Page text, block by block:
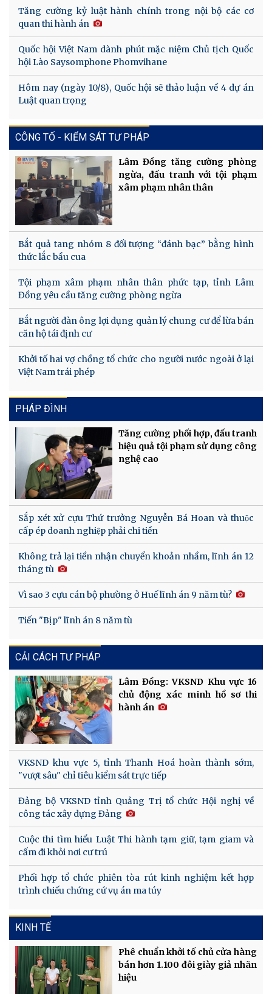
Tăng cường kỷ luật hành chính trong nội bộ các cơ
quan thi hành án
Quốc hội Việt Nam dành phút mặc niệm Chủ tịch Quốc
hội Lào Saysomphone Phomvihane
Hôm nay (ngày 10/8), Quốc hội sẽ thảo luận về 4 dự án
Luật quan trọng
CÔNG TỐ - KIỂM SÁT TƯ PHÁP
Lâm Đồng tăng cường phòng
ngừa, đấu tranh với tội phạm
xâm phạm nhân thân
Bắt quả tang nhóm 8 đối tượng “đánh bạc” bằng hình
thức lắc bầu cua
Tội phạm xâm phạm nhân thân phức tạp, tỉnh Lâm
Đồng yêu cầu tăng cường phòng ngừa
Bắt người đàn ông lợi dụng quản lý chung cư để lừa bán
căn hộ tái định cư
Khởi tố hai vợ chồng tổ chức cho người nước ngoài ở lại
Việt Nam trái phép
PHÁP ĐÌNH
Tăng cường phối hợp, đấu tranh
hiệu quả tội phạm sử dụng công
nghệ cao
Sắp xét xử cựu Thứ trưởng Nguyễn Bá Hoan và thuộc
cấp ép doanh nghiệp phải chi tiền
Không trả lại tiền nhận chuyển khoản nhầm, lĩnh án 12
tháng tù
Vì sao 3 cựu cán bộ phường ở Huế lĩnh án 9 năm tù?
Tiến "Bịp" lĩnh án 8 năm tù
CẢI CÁCH TƯ PHÁP
Lâm Đồng: VKSND Khu vực 16
chủ động xác minh hồ sơ thi
hành án
VKSND khu vực 5, tỉnh Thanh Hoá hoàn thành sớm,
"vượt sâu" chỉ tiêu kiểm sát trực tiếp
Đảng bộ VKSND tỉnh Quảng Trị tổ chức Hội nghị về
công tác xây dựng Đảng
Cuộc thi tìm hiểu Luật Thi hành tạm giữ, tạm giam và
cấm đi khỏi nơi cư trú
Phối hợp tổ chức phiên tòa rút kinh nghiệm kết hợp
trình chiếu chứng cứ vụ án ma túy
KINH TẾ
Phê chuẩn khởi tố chủ cửa hàng
bán hơn 1.100 đôi giày giả nhãn
hiệu